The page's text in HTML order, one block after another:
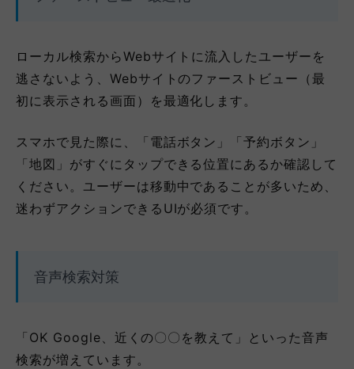
ローカル検索からWebサイトに流入したユーザーを
逃さないよう、Webサイトのファーストビュー（最
初に表示される画面）を最適化します。
スマホで見た際に、「電話ボタン」「予約ボタン」
「地図」がすぐにタップできる位置にあるか確認して
ください。ユーザーは移動中であることが多いため、
迷わずアクションできるUIが必須です。
音声検索対策
「OK Google、近くの〇〇を教えて」といった音声
検索が増えています。